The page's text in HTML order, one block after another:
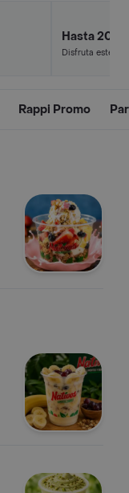
Hasta 20%
Disfruta este
Rappi Promo